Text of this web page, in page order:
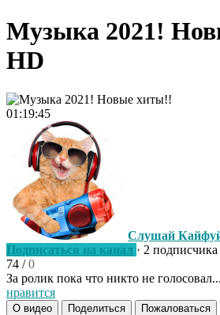
Музыка 2021!
HD
01:19:45
Слушай
Подписаться на канал · 2 подписчика
74 /0
За ролик пока что никто не голосовал...
нравится
О видео Поделиться Пожаловаться